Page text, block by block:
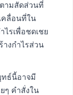
ามสัดส่วนที่
คลื่อนที่ใน
รเพื่อชดเชย
งกำไรส่วน
ทธ์นี้อาจมี
ๆ คำสั่งใน